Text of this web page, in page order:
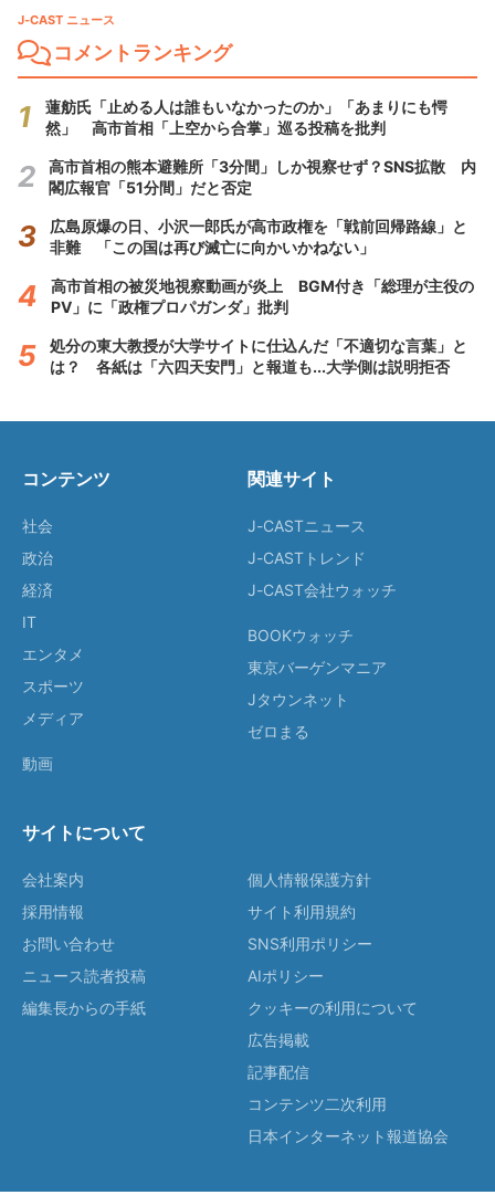
J-CAST ニュース
コメントランキング
蓮舫氏「止める人は誰もいなかったのか」「あまりにも愕
然」 高市首相「上空から合掌」巡る投稿を批判
高市首相の熊本避難所「3分間」しか視察せず？SNS拡散 内
閣広報官「51分間」だと否定
広島原爆の日、小沢一郎氏が高市政権を「戦前回帰路線」と
非難 「この国は再び滅亡に向かいかねない」
高市首相の被災地視察動画が炎上 BGM付き「総理が主役の
PV」に「政権プロパガンダ」批判
処分の東大教授が大学サイトに仕込んだ「不適切な言葉」と
は？ 各紙は「六四天安門」と報道も...大学側は説明拒否
コンテンツ
社会
政治
経済
IT
エンタメ
スポーツ
メディア
動画
関連サイト
J-CASTニュース
J-CASTトレンド
J-CAST会社ウォッチ
BOOKウォッチ
東京バーゲンマニア
Jタウンネット
ゼロまる
サイトについて
会社案内
採用情報
お問い合わせ
ニュース読者投稿
編集長からの手紙
個人情報保護方針
サイト利用規約
SNS利用ポリシー
AIポリシー
クッキーの利用について
広告掲載
記事配信
コンテンツ二次利用
日本インターネット報道協会